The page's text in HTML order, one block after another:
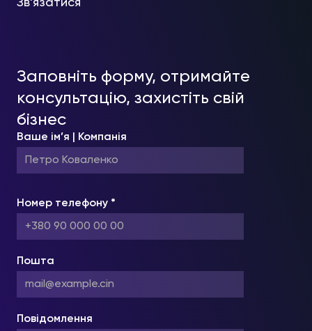
Зв'язатися
Заповніть форму, отримайте
консультацію, захистіть свій
бізнес
Ваше ім’я | Компанія
Номер телефону *
Пошта
Повідомлення